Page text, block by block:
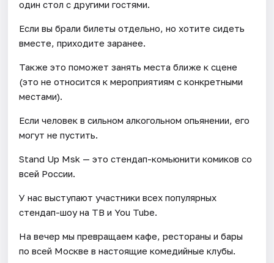
один стол с другими гостями.
Если вы брали билеты отдельно, но хотите сидеть
вместе, приходите заранее.
Также это поможет занять места ближе к сцене
(это не относится к мероприятиям с конкретными
местами).
Если человек в сильном алкогольном опьянении, его
могут не пустить.
Stand Up Msk — это стендап-комьюнити комиков со
всей России.
У нас выступают участники всех популярных
стендап-шоу на ТВ и You Tube.
На вечер мы превращаем кафе, рестораны и бары
по всей Москве в настоящие комедийные клубы.